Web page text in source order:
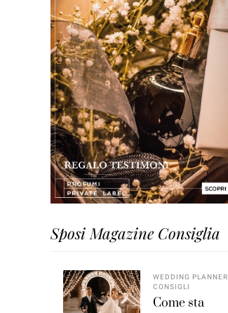
Sposi Magazine Consiglia
WEDDING PLANNER
CONSIGLI
Come sta